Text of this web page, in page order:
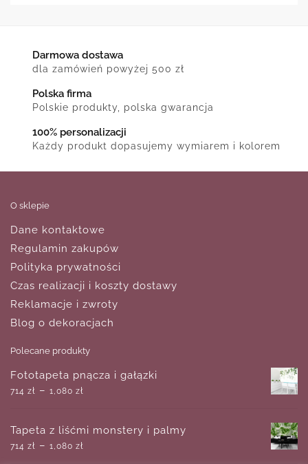
Darmowa dostawa
dla zamówień powyżej 500 zł
Polska firma
Polskie produkty, polska gwarancja
100% personalizacji
Każdy produkt dopasujemy wymiarem i kolorem
O sklepie
Dane kontaktowe
Regulamin zakupów
Polityka prywatności
Czas realizacji i koszty dostawy
Reklamacje i zwroty
Blog o dekoracjach
Polecane produkty
Fototapeta pnącza i gałązki
714 zł – 1,080 zł
Tapeta z liśćmi monstery i palmy
714 zł – 1,080 zł